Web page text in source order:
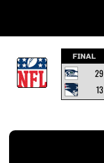
FINAL
29
13